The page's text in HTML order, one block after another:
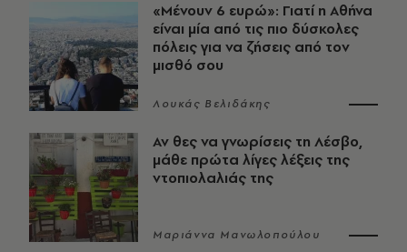
«Μένουν 6 ευρώ»: Γιατί η Αθήνα
είναι μία από τις πιο δύσκολες
πόλεις για να ζήσεις από τον
μισθό σου
Λουκάς Βελιδάκης
Αν θες να γνωρίσεις τη Λέσβο,
μάθε πρώτα λίγες λέξεις της
ντοπιολαλιάς της
Μαριάννα Μανωλοπούλου